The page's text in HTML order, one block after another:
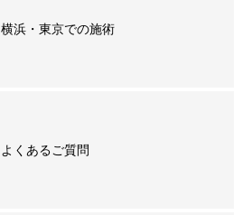
横浜・東京での施術
よくあるご質問